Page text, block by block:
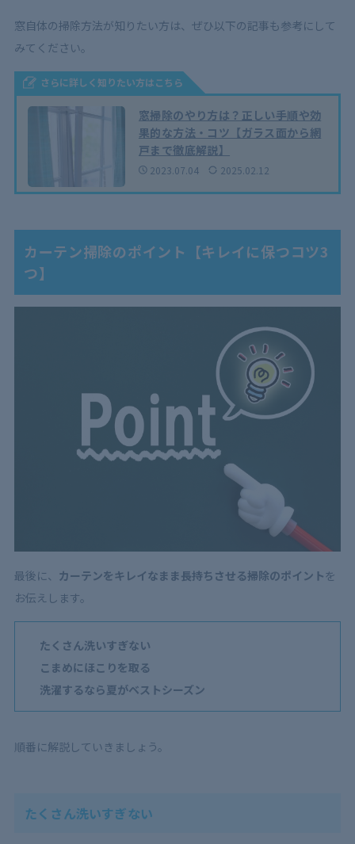
窓自体の掃除方法が知りたい方は、ぜひ以下の記事も参考にして
みてください。
さらに詳しく知りたい方はこちら
窓掃除のやり方は？正しい手順や効
果的な方法・コツ【ガラス面から網
戸まで徹底解説】
2023.07.04 2025.02.12
カーテン掃除のポイント【キレイに保つコツ3
つ】
最後に、 カーテンをキレイなまま長持ちさせる掃除のポイントを
お伝えします。
たくさん洗いすぎない
こまめにほこりを取る
洗濯するなら夏がベストシーズン
順番に解説していきましょう。
たくさん洗いすぎない